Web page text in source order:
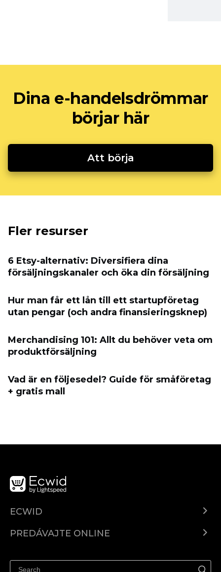
Dina e-handelsdrömmar
börjar här
Att börja
Fler resurser
6 Etsy-alternativ: Diversifiera dina
försäljningskanaler och öka din försäljning
Hur man får ett lån till ett startupföretag
utan pengar (och andra finansieringsknep)
Merchandising 101: Allt du behöver veta om
produktförsäljning
Vad är en följesedel? Guide för småföretag
+ gratis mall
ECWID
Cenník
PREDÁVAJTE ONLINE
Predávajte na Facebook